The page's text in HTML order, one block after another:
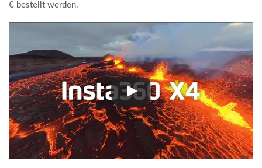
€ bestellt werden.